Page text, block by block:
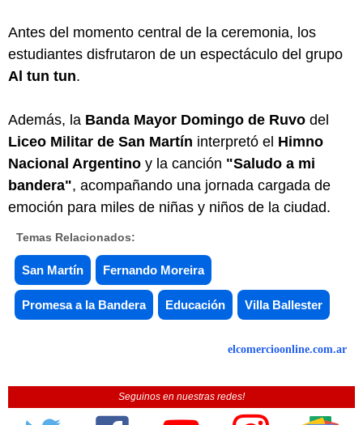
Antes del momento central de la ceremonia, los
estudiantes disfrutaron de un espectáculo del grupo
Al tun tun.
Además, la Banda Mayor Domingo de Ruvo del
Liceo Militar de San Martín interpretó el Himno
Nacional Argentino y la canción "Saludo a mi
bandera", acompañando una jornada cargada de
emoción para miles de niñas y niños de la ciudad.
Temas Relacionados:
San Martín Fernando Moreira
Promesa a la Bandera Educación Villa Ballester
elcomercioonline.com.ar
Seguinos en nuestras redes!